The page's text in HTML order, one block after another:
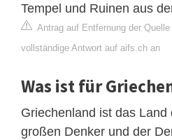
Tempel und Ruinen aus
Antrag auf Entfernung der Quelle
vollständige Antwort auf aifs.ch an
Was ist für
Griechenland ist das
großen Denker und der